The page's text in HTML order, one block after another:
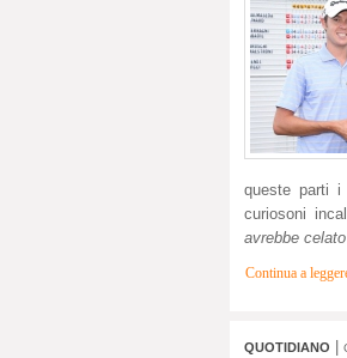
queste parti i
curiosoni
avrebbe
Continua a
QUOTIDIANO